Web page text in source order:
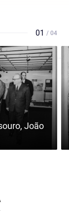
01 / 04
João